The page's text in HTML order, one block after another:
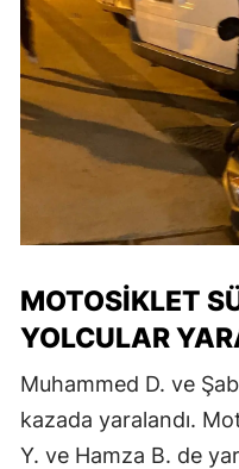
MOTOSIKLET
YOLCULAR
Muhammed D. ve
kazada yaralandı.
Y. ve Hamza B. de